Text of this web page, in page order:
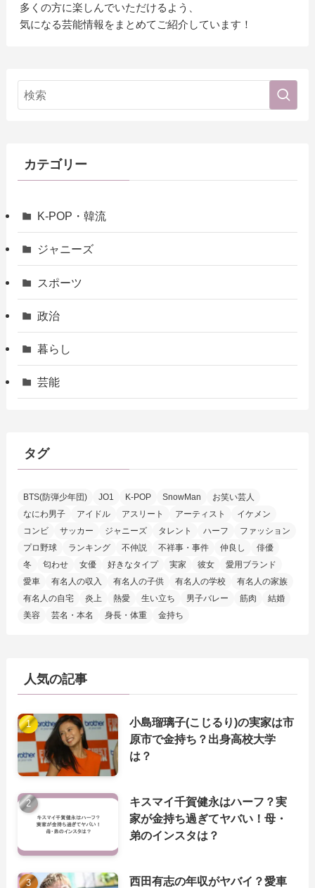
多くの方に楽しんでいただけるよう、
気になる芸能情報をまとめてご紹介しています！
カテゴリー
K-POP・韓流
ジャニーズ
スポーツ
政治
暮らし
芸能
タグ
BTS(防弾少年団) JO1 K-POP SnowMan
お笑い芸人
なにわ男子
アイドル アスリート アーティスト
イケメン
コンビ
サッカー ジャニーズ タレント ハーフ
ファッション
プロ野球
ランキング 不仲説 不祥事・事件 仲良し
俳優
冬
匂わせ 女優 好きなタイプ 実家 彼女
愛用ブランド
愛車
有名人の収入 有名人の子供 有名人の学校
有名人の家族
有名人の自宅
炎上 熱愛 生い立ち 男子バレー 筋肉
結婚
美容
芸名・本名 身長・体重 金持ち
人気の記事
小島瑠璃子(こじるり)の実家は市
原市で金持ち？出身高校大学
は？
キスマイ千賀健永はハーフ？実
家が金持ち過ぎてヤバい！母・
弟のインスタは？
西田有志の年収がヤバイ？愛車